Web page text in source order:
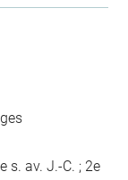
s. av. J.-C. ; 2e